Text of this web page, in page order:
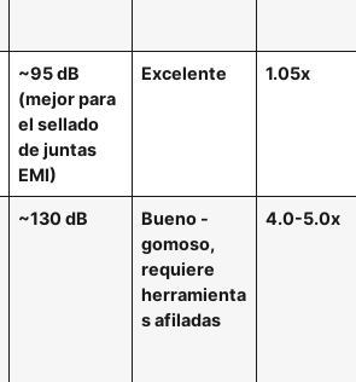
~95 dB
(mejor para
el sellado
de juntas
EMI)
Excelente 1.05x
~130 dB
Bueno -
gomoso,
requiere
herramienta
s afiladas
4.0-5.0x